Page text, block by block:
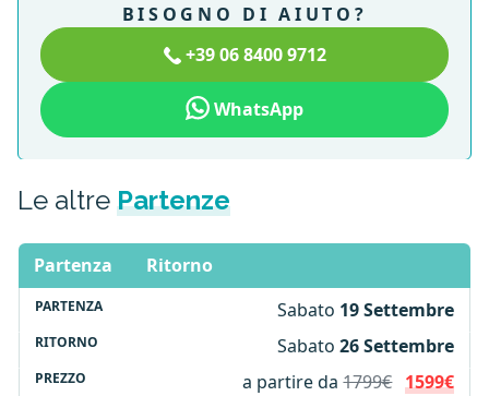
BISOGNO DI AIUTO?
+39 06 8400 9712
WhatsApp
Le altre Partenze
Partenza
Ritorno
Sabato 19 Settembre
Sabato26 Settembre
a partire da1799€ 1599€